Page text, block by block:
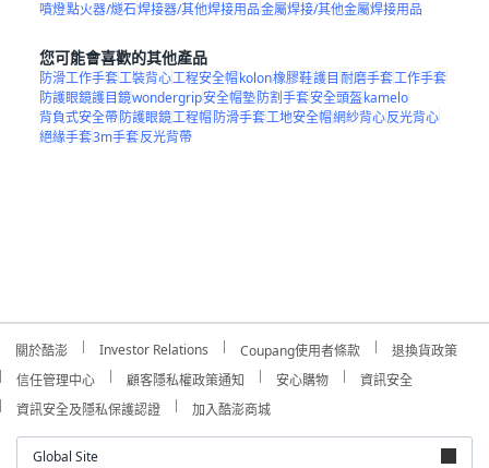
噴燈點火器/燧石焊接器/其他焊接用品金屬焊接/其他金屬焊接用品
您可能會喜歡的其他產品
防滑工作手套工裝背心工程安全帽kolon橡膠鞋護目耐磨手套工作手套
防護眼鏡護目鏡wondergrip安全帽墊防割手套安全頭盔kamelo
背負式安全帶防護眼鏡工程帽防滑手套工地安全帽網紗背心反光背心
絕緣手套3m手套反光背帶
關於酷澎 Investor Relations Coupang使用者條款
退換貨政策
信任管理中心
顧客隱私權政策通知 安心購物
資訊安全
資訊安全及隱私保護認證
加入酷澎商城
Global Site